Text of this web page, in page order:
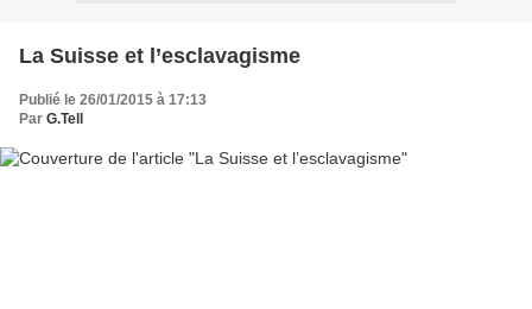
La Suisse et l’esclavagisme
Publié le 26/01/2015 à 17:13
Par G.Tell